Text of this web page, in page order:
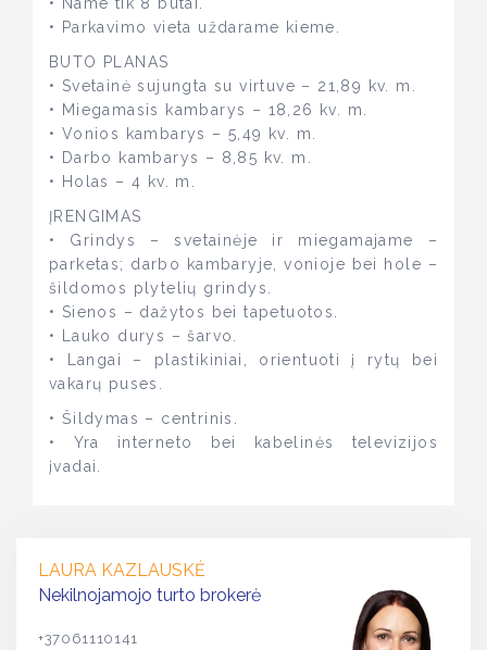
• Parkavimo vieta uždarame kieme.
BUTO PLANAS
• Svetainė sujungta su virtuve – 21,89 kv. m.
• Miegamasis kambarys – 18,26 kv. m.
• Vonios kambarys – 5,49 kv. m.
• Darbo kambarys – 8,85 kv. m.
• Holas – 4 kv. m.
ĮRENGIMAS
• Grindys – svetainėje ir miegamajame –
parketas; darbo kambaryje, vonioje bei hole –
šildomos plytelių grindys.
• Sienos – dažytos bei tapetuotos.
• Lauko durys – šarvo.
• Langai – plastikiniai, orientuoti į rytų bei
vakarų puses.
• Šildymas – centrinis.
• Yra interneto bei kabelinės televizijos
įvadai.
LAURA KAZLAUSKĖ
Nekilnojamojo turto brokerė
+37061110141